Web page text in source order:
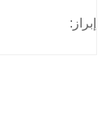
إبراز: